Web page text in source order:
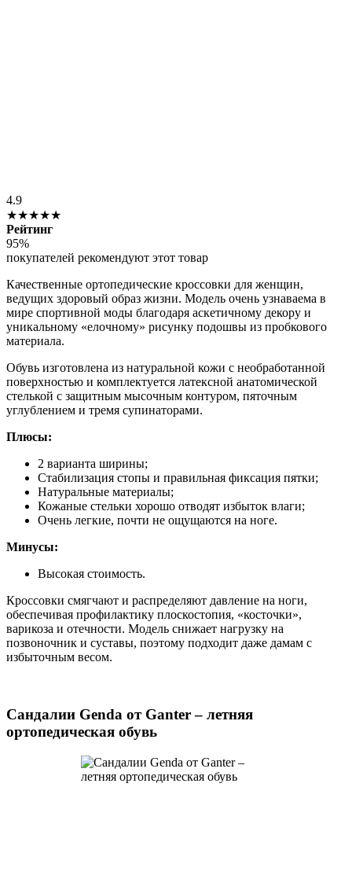
4.9
★★★★★
Рейтинг
95%
покупателей рекомендуют этот товар
Качественные ортопедические кроссовки для женщин,
ведущих здоровый образ жизни. Модель очень узнаваема в
мире спортивной моды благодаря аскетичному декору и
уникальному «елочному» рисунку подошвы из пробкового
материала.
Обувь изготовлена из натуральной кожи с необработанной
поверхностью и комплектуется латексной анатомической
стелькой с защитным мысочным контуром, пяточным
углублением и тремя супинаторами.
Плюсы:
2 варианта ширины;
Стабилизация стопы и правильная фиксация пятки;
Натуральные материалы;
Кожаные стельки хорошо отводят избыток влаги;
Очень легкие, почти не ощущаются на ноге.
Минусы:
Высокая стоимость.
Кроссовки смягчают и распределяют давление на ноги,
обеспечивая профилактику плоскостопия, «косточки»,
варикоза и отечности. Модель снижает нагрузку на
позвоночник и суставы, поэтому подходит даже дамам с
избыточным весом.
Сандалии Genda от Ganter – летняя
ортопедическая обувь